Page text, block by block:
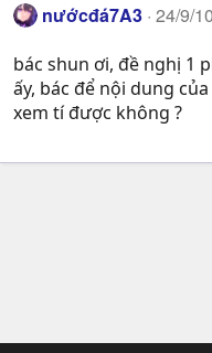
nướcđá7A3 24/9/10
bác shun ơi, đề nghị 1
ấy, bác để nội dung
xem tí được không ?